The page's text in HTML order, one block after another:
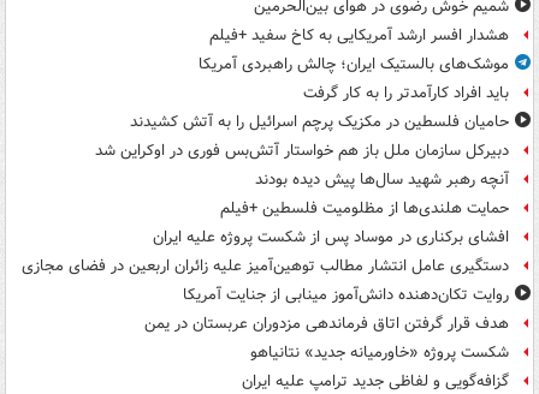
شمیم خوش رضوی در هوای بین‌الحرمین
هشدار افسر ارشد آمریکایی به کاخ سفید +فیلم
موشک‌های بالستیک ایران؛ چالش راهبردی آمریکا
باید افراد کارآمدتر را به کار گرفت
حامیان فلسطین در مکزیک پرچم اسرائیل را به آتش کشیدند
دبیرکل سازمان ملل باز هم خواستار آتش‌بس فوری در اوکراین شد
آنچه رهبر شهید سال‌ها پیش دیده بودند
حمایت هلندی‌ها از مظلومیت فلسطین +فیلم
افشای برکناری در موساد پس از شکست پروژه علیه ایران
دستگیری عامل انتشار مطالب توهین‌آمیز علیه زائران اربعین در فضای مجازی
روایت تکان‌دهنده دانش‌آموز مینابی از جنایت آمریکا
هدف قرار گرفتن اتاق‌ فرماندهی مزدوران عربستان در یمن
شکست پروژه «خاورمیانه جدید» نتانیاهو
گزافه‌گویی و لفاظی جدید ترامپ علیه ایران